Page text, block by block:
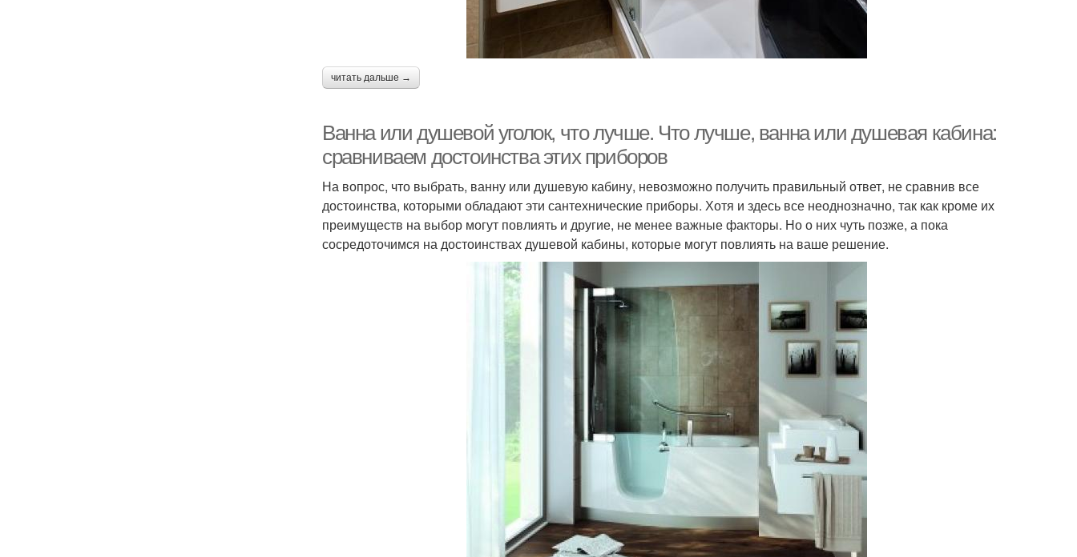
читать дальше →
Ванна или душевой уголок, что лучше. Что лучше, ванна или душевая кабина:
сравниваем достоинства этих приборов
На вопрос, что выбрать, ванну или душевую кабину, невозможно получить правильный ответ, не сравнив все
достоинства, которыми обладают эти сантехнические приборы. Хотя и здесь все неоднозначно, так как кроме их
преимуществ на выбор могут повлиять и другие, не менее важные факторы. Но о них чуть позже, а пока
сосредоточимся на достоинствах душевой кабины, которые могут повлиять на ваше решение.